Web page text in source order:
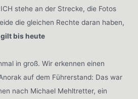
stehe an der Strecke, die Fotos
die gleichen Rechte daran haben,
bis heute
in groß. Wir erkennen einen
auf dem Führerstand: Das war
nach Michael Mehltretter, ein